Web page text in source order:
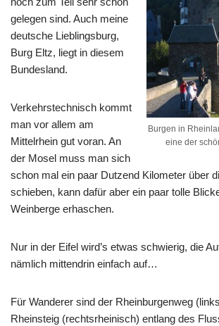
Burgen in
eine der
gelegen sind. Auch meine
deutsche Lieblingsburg,
Burg Eltz, liegt in diesem
Bundesland.
Verkehrstechnisch kommt
man vor allem am
Mittelrhein gut voran. An
der Mosel muss man sich
schon mal ein paar Dutzend Kilometer über
schieben, kann dafür aber ein paar tolle
Weinberge erhaschen.
Nur in der Eifel wird’s etwas schwierig, die
nämlich mittendrin einfach auf…
Für Wanderer sind der Rheinburgenweg
Rheinsteig (rechtsrheinisch) entlang des